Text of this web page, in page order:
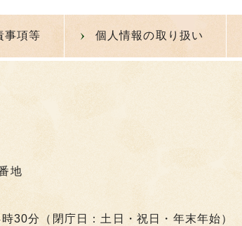
事項等 個人情報の取り扱い
地
30分（閉庁日：土日・祝日・年末年始）